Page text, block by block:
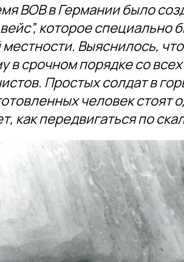
ВОВ в Германии было
которое
местности. Выяснилось,
в срочном порядке со
Простых солдат в
человек стоят
как передвигаться по